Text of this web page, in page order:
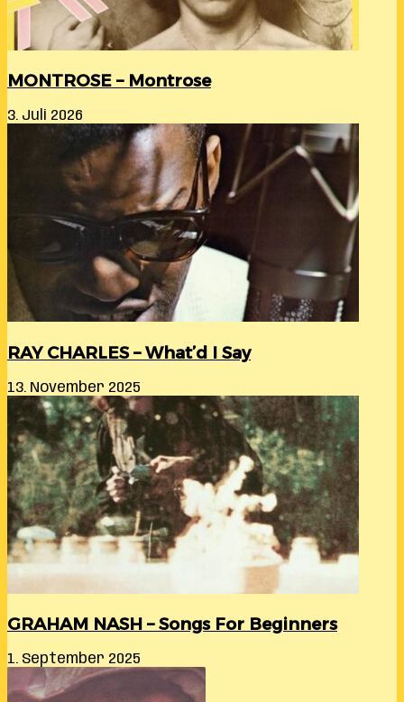
MONTROSE – Montrose
3. Juli 2026
RAY CHARLES – What’d I Say
13. November 2025
GRAHAM NASH – Songs For Beginners
1. September 2025